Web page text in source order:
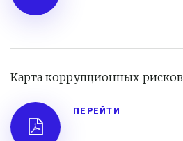
Карта коррупционных рисков
ПЕРЕЙТИ